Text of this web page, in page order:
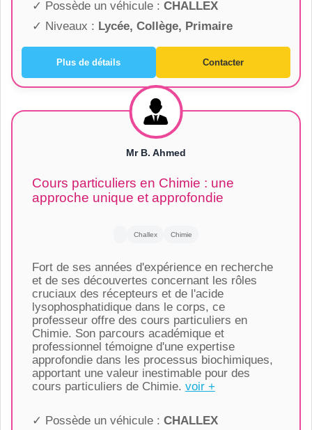
✓ Possède un véhicule : CHALLEX
✓ Niveaux : Lycée, Collège, Primaire
Plus de détails Contacter
Mr B. Ahmed
Cours particuliers en Chimie : une
approche unique et approfondie
Challex Chimie
Fort de ses années d'expérience en recherche
et de ses découvertes concernant les rôles
cruciaux des récepteurs et de l'acide
lysophosphatidique dans le corps, ce
professeur offre des cours particuliers en
Chimie. Son parcours académique et
professionnel témoigne d'une expertise
approfondie dans les processus biochimiques,
apportant une valeur inestimable pour des
cours particuliers de Chimie. voir +
✓ Possède un véhicule : CHALLEX